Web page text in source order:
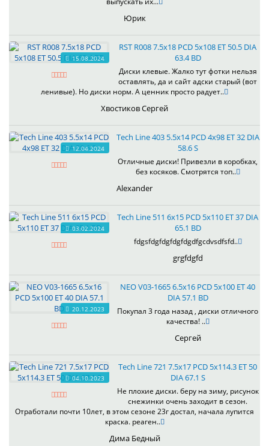
Юрик
15.08.2024
RST R008 7.5x18 PCD 5x108 ET 50.5 DIA
63.4 BD
Диски клевые. Жалко тут фотки нельзя
оставлять, да и сайт адски старый (вот
ленивые). Но диски норм. А ценник просто радует..
Хвостиков Сергей
12.04.2024
Tech Line 403 5.5x14 PCD 4x98 ET 32 DIA
58.6 S
Отличные диски! Привезли в коробках,
без косяков. Смотрятся топ..
Alexander
03.02.2024
Tech Line 511 6x15 PCD 5x110 ET 37 DIA
65.1 BD
fdgsfdgfdgfdgfdgdfgcdvsdfsfd..
grgfdgfd
20.12.2023
NEO V03-1665 6.5x16 PCD 5x100 ET 40
DIA 57.1 BD
Покупал 3 года назад , диски отличного
качества! ..
Сергей
04.10.2023
Tech Line 721 7.5x17 PCD 5x114.3 ET 50
DIA 67.1 S
Не плохие диски. беру на зиму, рисунок
снежинки очень заходит в сезон.
Отработали почти 10лет, в этом сезоне 23г достал, начала лупится
краска. реаген..
Дима Бедный